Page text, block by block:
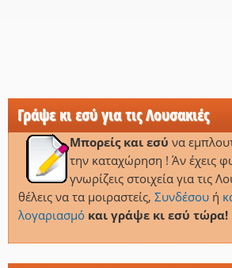
Γράψε κι εσύ για τις Λουσακιές
Μπορείς και εσύ να
την καταχώρηση ! Άν έχεις
γνωρίζεις στοιχεία για τις
θέλεις να τα μοιραστείς, Συνδέσουή
λογαριασμό και γράψε κι εσύ τώρα!